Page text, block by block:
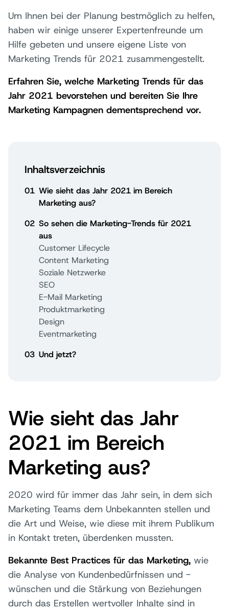
Um Ihnen bei der Planung bestmöglich zu helfen,
haben wir einige unserer Expertenfreunde um
Hilfe gebeten und unsere eigene Liste von
Marketing Trends für 2021 zusammengestellt.
Erfahren Sie, welche Marketing Trends für das
Jahr 2021 bevorstehen und bereiten Sie Ihre
Marketing Kampagnen dementsprechend vor.
Inhaltsverzeichnis
01 Wie sieht das Jahr 2021 im Bereich
Marketing aus?
02 So sehen die Marketing-Trends für 2021
aus
Customer Lifecycle
Content Marketing
Soziale Netzwerke
SEO
E-Mail Marketing
Produktmarketing
Design
Eventmarketing
03 Und jetzt?
Wie sieht das Jahr
2021 im Bereich
Marketing aus?
2020 wird für immer das Jahr sein, in dem sich
Marketing Teams dem Unbekannten stellen und
die Art und Weise, wie diese mit ihrem Publikum
in Kontakt treten, überdenken mussten.
Bekannte Best Practices für das Marketing, wie
die Analyse von Kundenbedürfnissen und -
wünschen und die Stärkung von Beziehungen
durch das Erstellen wertvoller Inhalte sind in